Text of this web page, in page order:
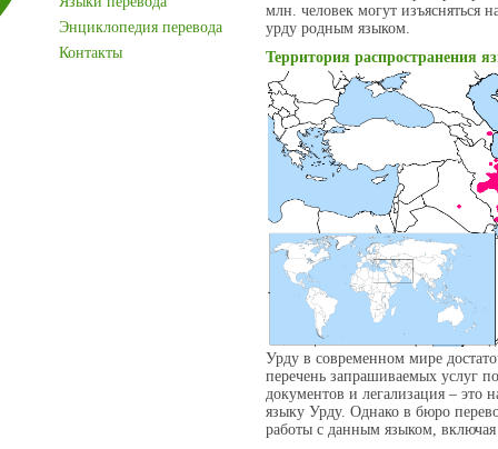
Энциклопедия перевода
Контакты
млн. человек могут изъясняться
урду родным языком.
Территория распространения
Урду в современном мире
перечень запрашиваемых услуг
документов и легализация – это
языку Урду. Однако в бюро
работы с данным языком, включая